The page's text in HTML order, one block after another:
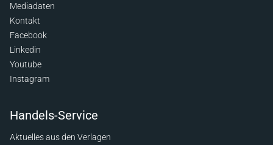
Mediadaten
Kontakt
Facebook
Linkedin
Youtube
Instagram
Handels-Service
Aktuelles aus den Verlagen